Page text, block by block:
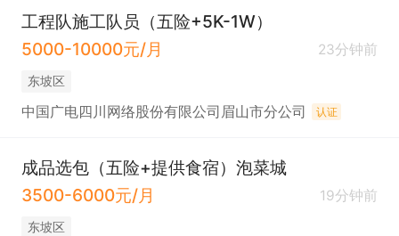
工程队施工队员（五险+5K-1W）
5000-10000元/月
23分钟前
东坡区
中国广电四川网络股份有限公司眉山市分公司 认证
成品选包（五险+提供食宿）泡菜城
3500-6000元/月
19分钟前
东坡区